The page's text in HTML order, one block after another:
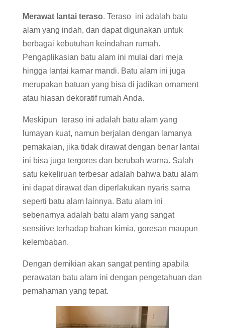
Merawat lantai teraso. Teraso ini adalah batu
alam yang indah, dan dapat digunakan untuk
berbagai kebutuhan keindahan rumah.
Pengaplikasian batu alam ini mulai dari meja
hingga lantai kamar mandi. Batu alam ini juga
merupakan batuan yang bisa di jadikan ornament
atau hiasan dekoratif rumah Anda.
Meskipun teraso ini adalah batu alam yang
lumayan kuat, namun berjalan dengan lamanya
pemakaian, jika tidak dirawat dengan benar lantai
ini bisa juga tergores dan berubah warna. Salah
satu kekeliruan terbesar adalah bahwa batu alam
ini dapat dirawat dan diperlakukan nyaris sama
seperti batu alam lainnya. Batu alam ini
sebenarnya adalah batu alam yang sangat
sensitive terhadap bahan kimia, goresan maupun
kelembaban.
Dengan demikian akan sangat penting apabila
perawatan batu alam ini dengan pengetahuan dan
pemahaman yang tepat.